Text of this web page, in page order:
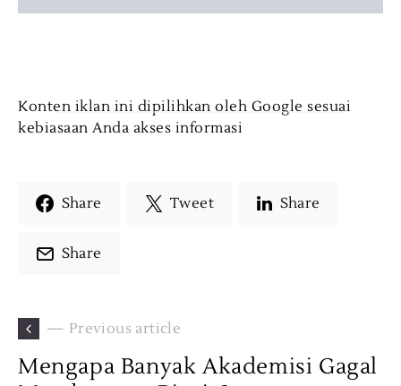
Konten iklan ini dipilihkan oleh Google sesuai
kebiasaan Anda akses informasi
Share Tweet Share
Share
— Previous article
Mengapa Banyak Akademisi Gagal